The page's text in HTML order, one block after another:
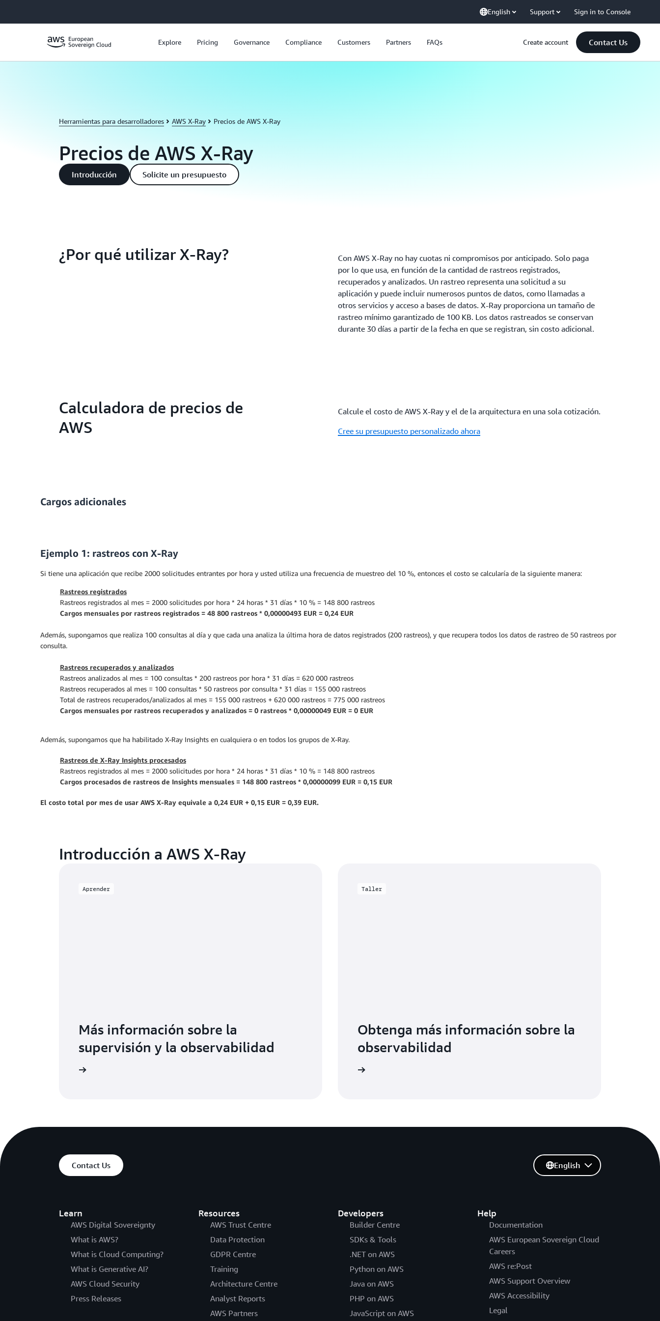
English Support Sign in to Console
Explore Pricing Governance Compliance Customers Partners FAQs Create account Contact Us
Herramientas para desarrolladores AWS X-Ray Precios de AWS X-Ray
Precios de AWS X-Ray
Introducción Solicite un presupuesto
¿Por qué utilizar X-Ray?
Con AWS X-Ray no hay cuotas ni compromisos por anticipado. Solo paga
por lo que usa, en función de la cantidad de rastreos registrados,
recuperados y analizados. Un rastreo representa una solicitud a su
aplicación y puede incluir numerosos puntos de datos, como llamadas a
otros servicios y acceso a bases de datos. X-Ray proporciona un tamaño de
rastreo mínimo garantizado de 100 KB. Los datos rastreados se conservan
durante 30 días a partir de la fecha en que se registran, sin costo adicional.
Calculadora de precios de
AWS
Calcule el costo de AWS X-Ray y el de la arquitectura en una sola cotización.
Cree su presupuesto personalizado ahora
Cargos adicionales
Ejemplo 1: rastreos con X-Ray
Si tiene una aplicación que recibe 2000 solicitudes entrantes por hora y usted utiliza una frecuencia de muestreo del 10 %, entonces el costo se calcularía de la siguiente manera:
Rastreos registrados
Rastreos registrados al mes = 2000 solicitudes por hora * 24 horas * 31 días * 10 % = 148 800 rastreos
Cargos mensuales por rastreos registrados = 48 800 rastreos * 0,00000493 EUR = 0,24 EUR
Además, supongamos que realiza 100 consultas al día y que cada una analiza la última hora de datos registrados (200 rastreos), y que recupera todos los datos de rastreo de 50 rastreos por
consulta.
Rastreos recuperados y analizados
Rastreos analizados al mes = 100 consultas * 200 rastreos por hora * 31 días = 620 000 rastreos
Rastreos recuperados al mes = 100 consultas * 50 rastreos por consulta * 31 días = 155 000 rastreos
Total de rastreos recuperados/analizados al mes = 155 000 rastreos + 620 000 rastreos = 775 000 rastreos
Cargos mensuales por rastreos recuperados y analizados = 0 rastreos * 0,00000049 EUR = 0 EUR
Además, supongamos que ha habilitado X-Ray Insights en cualquiera o en todos los grupos de X-Ray.
Rastreos de X-Ray Insights procesados
Rastreos registrados al mes = 2000 solicitudes por hora * 24 horas * 31 días * 10 % = 148 800 rastreos
Cargos procesados de rastreos de Insights mensuales = 148 800 rastreos * 0,00000099 EUR = 0,15 EUR
El costo total por mes de usar AWS X-Ray equivale a 0,24 EUR + 0,15 EUR = 0,39 EUR.
Introducción a AWS X-Ray
Aprender
Más información sobre la
supervisión y la observabilidad
Taller
Obtenga más información sobre la
observabilidad
Contact Us
Learn
AWS Digital Sovereignty
What is AWS?
What is Cloud Computing?
What is Generative AI?
AWS Cloud Security
Press Releases
Resources
AWS Trust Centre
Data Protection
GDPR Centre
Training
Architecture Centre
Analyst Reports
AWS Partners
Developers
Builder Centre
SDKs & Tools
.NET on AWS
Python on AWS
Java on AWS
PHP on AWS
JavaScript on AWS
Help
Documentation
AWS European Sovereign Cloud
Careers
AWS re:Post
AWS Support Overview
AWS Accessibility
Legal
English